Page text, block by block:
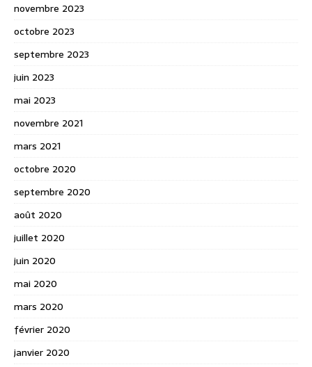
novembre 2023
octobre 2023
septembre 2023
juin 2023
mai 2023
novembre 2021
mars 2021
octobre 2020
septembre 2020
août 2020
juillet 2020
juin 2020
mai 2020
mars 2020
février 2020
janvier 2020